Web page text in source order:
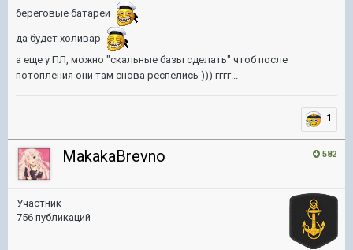
береговые батареи
да будет холивар
а еще у ПЛ, можно "скальные базы сделать" чтоб после
потопления они там снова респелись ))) гггг...
1
582
MakakaBrevno
Участник
756 публикаций